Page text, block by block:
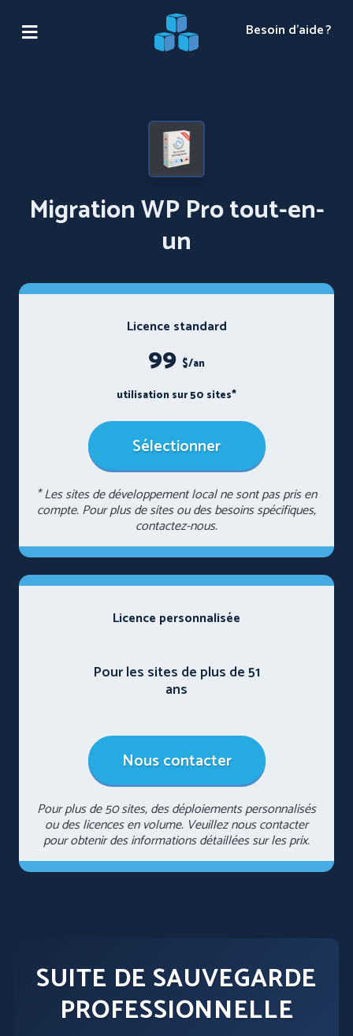
Besoin d'aide ?
Migration WP Pro tout-en-
un
Licence standard
99 $/an
utilisation sur 50 sites*
Sélectionner
* Les sites de développement local ne sont pas pris en
compte. Pour plus de sites ou des besoins spécifiques,
contactez-nous.
Licence personnalisée
Pour les sites de plus de 51
ans
Nous contacter
Pour plus de 50 sites, des déploiements personnalisés
ou des licences en volume. Veuillez nous contacter
pour obtenir des informations détaillées sur les prix.
SUITE DE SAUVEGARDE
PROFESSIONNELLE